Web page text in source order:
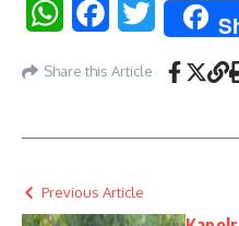
WhatsAppFacebookTwitter
Share this Article
Previous Article